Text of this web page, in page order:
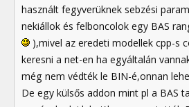
használt fegyverüknek sebzési
nekiállok és felboncolok egy BAS
),mivel az eredeti modellek cpp-s
keresni a net-en ha egyáltalán
még nem védték le BIN-é,onnan
De egy külsős addon mint pl a BAS